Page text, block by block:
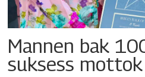
Mannen bak
suksess